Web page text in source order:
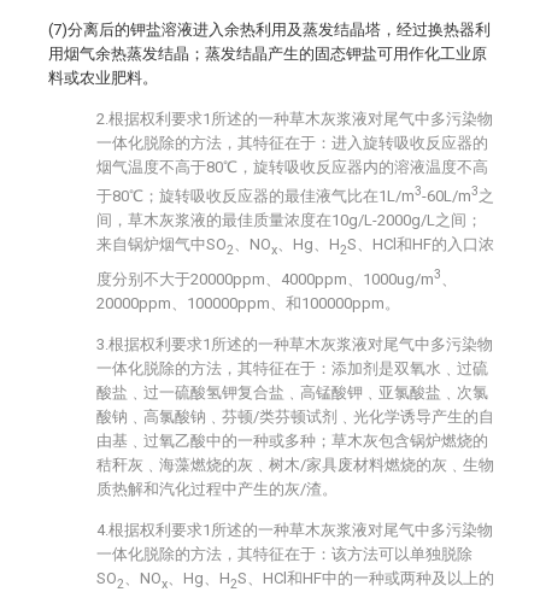
(7)分离后的钾盐溶液进入余热利用及蒸发结晶塔，经过换热器利
用烟气余热蒸发结晶；蒸发结晶产生的固态钾盐可用作化工业原
料或农业肥料。
2.根据权利要求1所述的一种草木灰浆液对尾气中多污染物
一体化脱除的方法，其特征在于：进入旋转吸收反应器的
烟气温度不高于80℃，旋转吸收反应器内的溶液温度不高
于80℃；旋转吸收反应器的最佳液气比在1L/m3-60L/m3之
间，草木灰浆液的最佳质量浓度在10g/L-2000g/L之间；
来自锅炉烟气中SO2、NOx、Hg、H2S、HCl和HF的入口浓
度分别不大于20000ppm、4000ppm、1000ug/m3
20000ppm、100000ppm、和100000ppm。
3.根据权利要求1所述的一种草木灰浆液对尾气中多污染物
一体化脱除的方法，其特征在于：添加剂是双氧水﹑过硫
酸盐﹑过一硫酸氢钾复合盐﹑高锰酸钾﹑亚氯酸盐﹑次氯
酸钠﹑高氯酸钠﹑芬顿/类芬顿试剂﹑光化学诱导产生的自
由基﹑过氧乙酸中的一种或多种；草木灰包含锅炉燃烧的
秸秆灰﹑海藻燃烧的灰﹑树木/家具废材料燃烧的灰﹑生物
质热解和汽化过程中产生的灰/渣。
4.根据权利要求1所述的一种草木灰浆液对尾气中多污染物
一体化脱除的方法，其特征在于：该方法可以单独脱除
SO2 、NOx 、Hg、H2S、HCl和HF中的一种或两种及以上的